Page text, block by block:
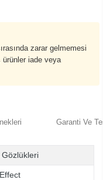
zarar gelmemesi
ürünler iade veya
Garanti Ve